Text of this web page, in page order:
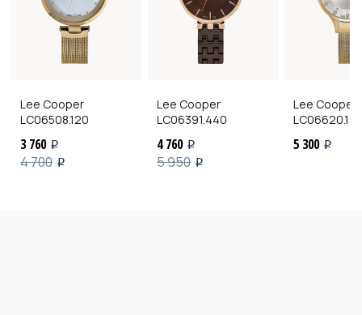
Lee Cooper
LC06508.120
3 760 i
4 700 i
Lee Cooper
LC06391.440
4 760 i
5 950 i
Lee Cooper
5 300 i